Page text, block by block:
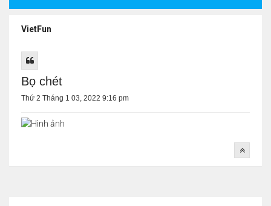
VietFun
Bọ chét
Thứ 2 Tháng 1 03, 2022 9:16 pm